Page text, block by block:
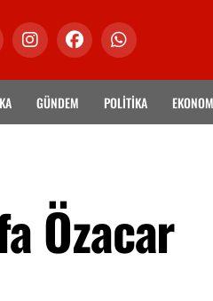
GÜNDEM POLİTİKA
Özacar